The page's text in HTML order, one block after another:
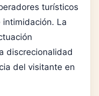
turísticos
La
discrecionalidad
del visitante en